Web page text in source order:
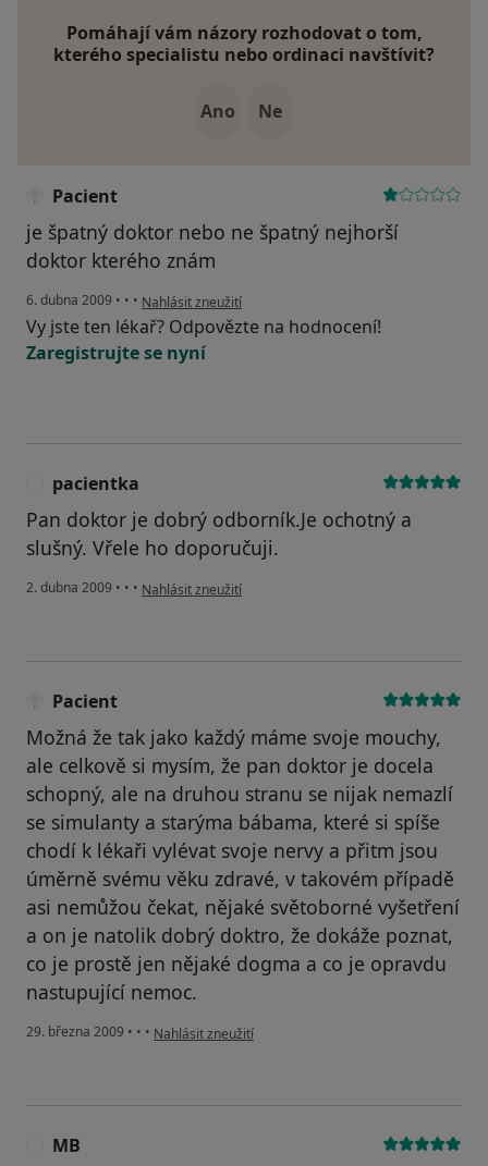
Pomáhají vám názory rozhodovat o tom,
kterého specialistu nebo ordinaci navštívit?
Ano Ne
Pacient
je špatný doktor nebo ne špatný nejhorší
doktor kterého znám
6. dubna 2009 • • • podle názoru uživatele Pacient
Nahlásit zneužití
Vy jste ten lékař? Odpovězte na hodnocení!
Zaregistrujte se nyní
pacientka
Pan doktor je dobrý odborník.Je ochotný a
slušný. Vřele ho doporučuji.
2. dubna 2009 • • • podle názoru uživatele pacientka
Nahlásit zneužití
Pacient
Možná že tak jako každý máme svoje mouchy,
ale celkově si mysím, že pan doktor je docela
schopný, ale na druhou stranu se nijak nemazlí
se simulanty a starýma bábama, které si spíše
chodí k lékaři vylévat svoje nervy a přitm jsou
úměrně svému věku zdravé, v takovém případě
asi nemůžou čekat, nějaké světoborné vyšetření
a on je natolik dobrý doktro, že dokáže poznat,
co je prostě jen nějaké dogma a co je opravdu
nastupující nemoc.
29. března 2009 • • • podle názoru uživatele Pacient
Nahlásit zneužití
MB